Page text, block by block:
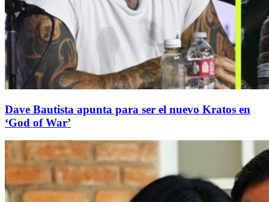
Dave Bautista apunta para ser el nuevo Kratos en
‘God of War’